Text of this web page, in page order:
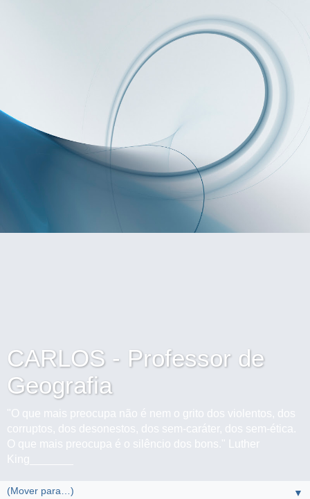
CARLOS - Professor de
Geografia
"O que mais preocupa não é nem o grito dos violentos, dos
corruptos, dos desonestos, dos sem-caráter, dos sem-ética.
O que mais preocupa é o silêncio dos bons." Luther
King_______
▼